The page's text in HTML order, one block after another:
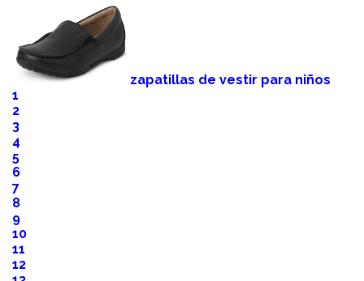
zapatillas de vestir para niños
1
2
3
4
5
6
7
8
9
10
11
12